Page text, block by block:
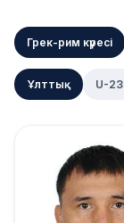
Грек-рим күресі
Ұлттық U-23